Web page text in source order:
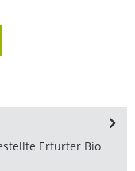
Erfurter Bio